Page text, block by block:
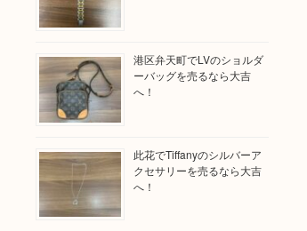
港区弁天町でLVのショルダ
ーバッグを売るなら大吉
へ！
此花でTiffanyのシルバーア
クセサリーを売るなら大吉
へ！